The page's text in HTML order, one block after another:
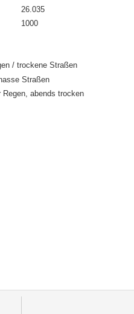
26.035
1000
/ trockene Straßen
Straßen
Regen, abends trocken